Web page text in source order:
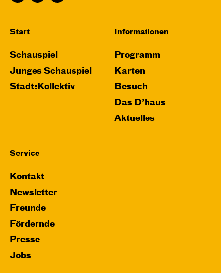
Start
Schauspiel
Junges Schauspiel
Stadt:Kollektiv
Informationen
Programm
Karten
Besuch
Das D’haus
Aktuelles
Service
Kontakt
Newsletter
Freunde
Fördernde
Presse
Jobs